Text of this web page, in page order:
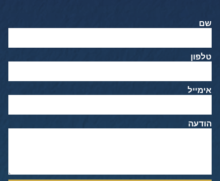
שם
טלפון
אימייל
הודעה